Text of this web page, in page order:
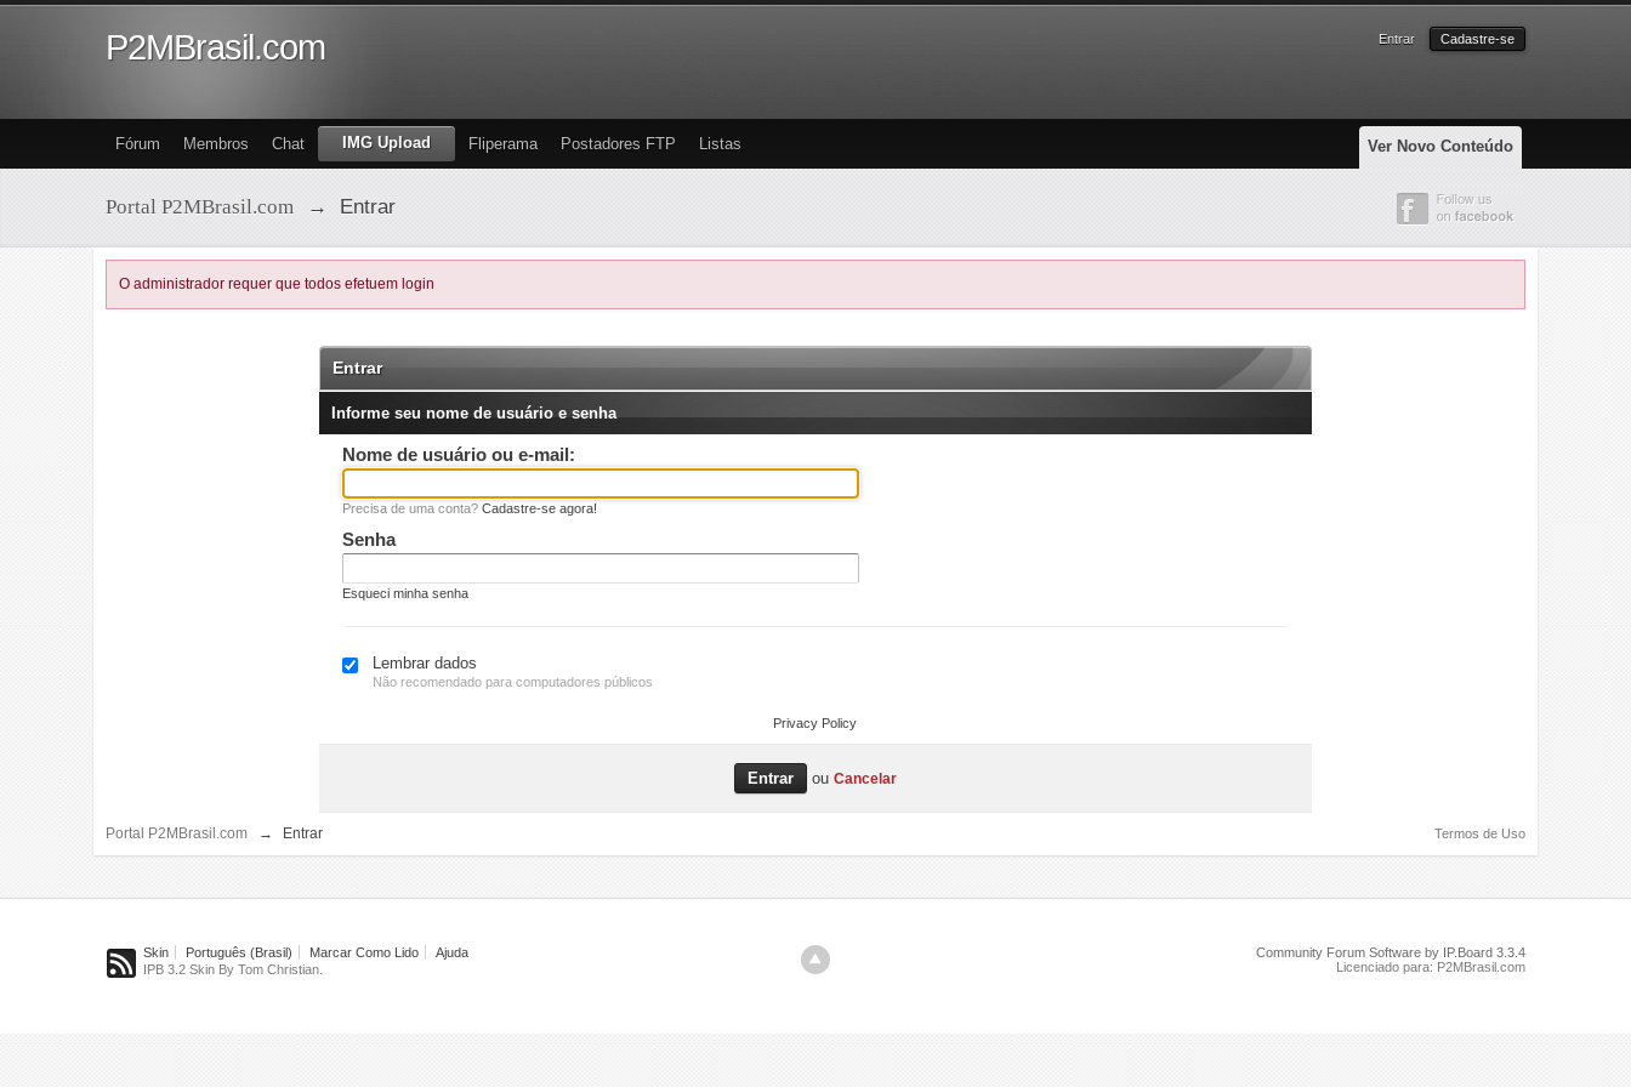
P2MBrasil.com Entrar Cadastre-se
Ver Novo Conteúdo
Fórum Membros Chat IMG Upload Fliperama Postadores FTP Listas
Portal P2MBrasil.com → Entrar
O administrador requer que todos efetuem login
Entrar
Informe seu nome de usuário e senha
Nome de usuário ou e-mail:
Precisa de uma conta? Cadastre-se agora!
Senha
Esqueci minha senha
Lembrar dados
Não recomendado para computadores públicos
Privacy Policy
ou Cancelar
Portal P2MBrasil.com → Entrar Termos de Uso
Skin Português (Brasil) Marcar Como Lido
Ajuda
IPB 3.2 Skin By Tom Christian.
Community Forum Software by IP.Board 3.3.4
Licenciado para: P2MBrasil.com